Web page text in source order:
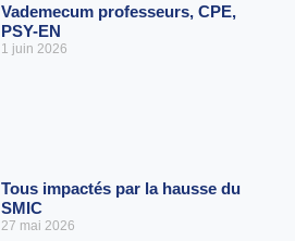
Vademecum professeurs, CPE,
PSY-EN
1 juin 2026
Tous impactés par la hausse du
SMIC
27 mai 2026